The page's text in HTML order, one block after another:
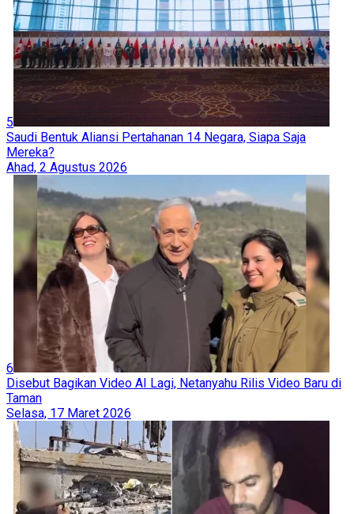
5
Saudi Bentuk Aliansi Pertahanan 14 Negara, Siapa Saja
Mereka?
Ahad, 2 Agustus 2026
6
Disebut Bagikan Video AI Lagi, Netanyahu Rilis Video Baru di
Taman
Selasa, 17 Maret 2026